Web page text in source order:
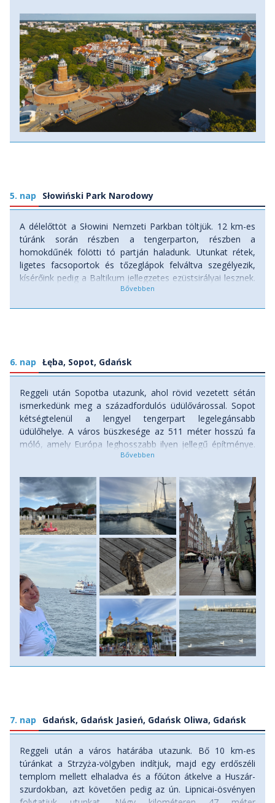
történelemmel. Késő délelőtt tovább utazunk Koszalinba,
ahol rövid séta keretében fedezzük fel a székesegyházat, a
főteret és a Pomerániai Fejedelmek Parkját. Utunkat
Słupskba folytatjuk. A Fekete és Fehér Magtár
megtekintése után a Malom-sziget középkori épületei
között folytatjuk sétánkat. Megnézzük a várkastélyt, a
Boszorkány-bástyát, és gyalogos városnézésünk az
óvárosi főtéren fejezzük be. Este Łębába, a szállásunkra
utazunk. Szállás: szálloda, ellátás: reggeli
5. nap Słowiński Park Narodowy
A délelőttöt a Słowini Nemzeti Parkban töltjük. 12 km-es
túránk során részben a tengerparton, részben a
homokdűnék fölötti tó partján haladunk. Utunkat rétek,
ligetes facsoportok és tőzeglápok felváltva szegélyezik,
kísérőink pedig a Baltikum jellegzetes ezüstsirályai lesznek.
(Táv: 12 km, szint: 8 m fel, 6 m le) Szállás: szálloda, ellátás:
6. nap Łęba, Sopot, Gdańsk
Reggeli után Sopotba utazunk, ahol rövid vezetett sétán
ismerkedünk meg a századfordulós üdülővárossal. Sopot
kétségtelenül a lengyel tengerpart legelegánsabb
üdülőhelye. A város büszkesége az 511 méter hosszú fa
móló, amely Európa leghosszabb ilyen jellegű építménye.
Rövid szabadidő következik, majd folytatjuk utunkat
piactéren, fényképezkedünk a méltán híres Neptun-kúttal,
megcsodáljuk a Młotawa folyó panorámáját és a
Fegyverházat, a gdański reneszánsz építészet egyik
ékkövét. Elmaradhatatlan a több mint 500 éves kikötői daru
– sziluettje a város jelképe – és az 1400-as évek elején
épült torony, a Basta Jacek. Utunk során érintjük a Mária-
templomot, a világ egyik legnagyobb téglatemplomát, a
későgótikus városházát, az Arany és a Zöld Kaput,
valamint a kereskedővilág egykori központját, az Artus-
házat.
Gdańsk városa a középkor folyamán fontos szerepet
töltött be a borostyánnal való kereskedelemben, a XV.
században pedig a Lengyelország déli tartományaival
történő kereskedés alapozta meg azt a gazdagságot,
amely ma a háború pusztítása ellenére is elkápráztat
a világörökségi díj várományosa. Szállás: szálloda, ellátás:
reggeli.
7. nap Gdańsk, Gdańsk Jasień, Gdańsk Oliwa, Gdańsk
Reggeli után a város határába utazunk. Bő 10 km-es
túránkat a Strzyża-völgyben indítjuk, majd egy erdőszéli
templom mellett elhaladva és a főúton átkelve a Huszár-
szurdokban, azt követően pedig az ún. Lipnicai-ösvényen